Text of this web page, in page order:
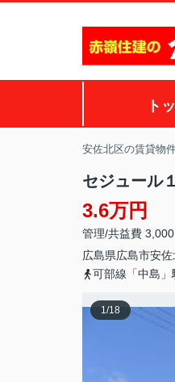
ト
安佐北区の賃貸物
セジュール
3.6万円
管理/共益費 3,000
広島県広島市安
可部線「中島」
1/18